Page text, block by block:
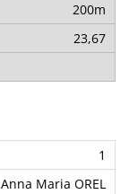
200m
23,67
1
Anna Maria OREL